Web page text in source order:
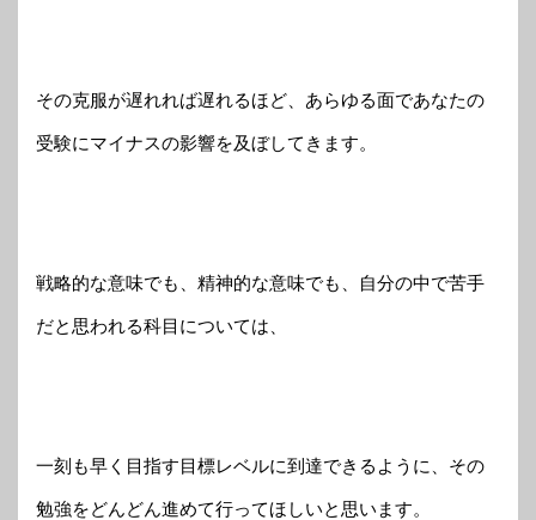
その克服が遅れれば遅れるほど、あらゆる面であなたの
受験にマイナスの影響を及ぼしてきます。
戦略的な意味でも、精神的な意味でも、自分の中で苦手
だと思われる科目については、
一刻も早く目指す目標レベルに到達できるように、その
勉強をどんどん進めて行ってほしいと思います。